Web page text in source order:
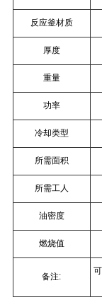
反应釜材质
厚度
重量
功率
冷却类型
所需面积
所需工人
油密度
燃烧值
备注: